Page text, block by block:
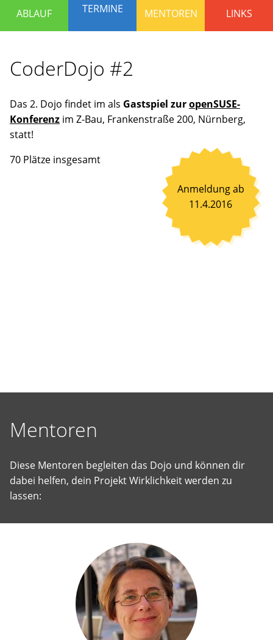
lernen
und
Mentoren
stehen
gemeinsam
arbeiten
ABLAUF TERMINE MENTOREN LINKS
CoderDojo #2
Das 2. Dojo findet im als Gastspiel zuropenSUSE-
Konferenz im Z-Bau, Frankenstraße 200, Nürnberg,
statt!
70 Plätze insgesamt
Anmeldung ab
11.4.2016
Mentoren
Diese Mentoren begleiten das Dojo und können dir
dabei helfen, dein Projekt Wirklichkeit werden zu
lassen: